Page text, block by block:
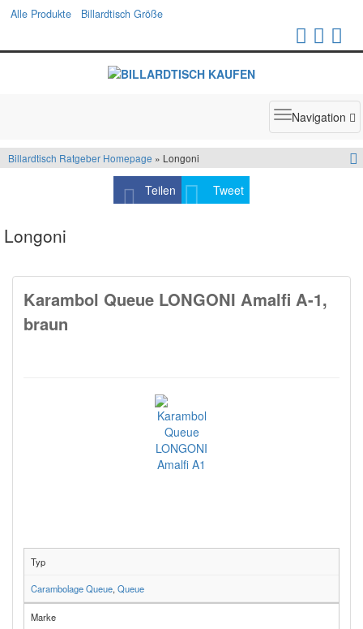
Alle Produkte Billardtisch Größe
Toggle
Navigation
Billardtisch Ratgeber Homepage » Longoni
Teilen Tweet
Longoni
Karambol Queue LONGONI Amalfi A-1,
braun
Typ
Carambolage Queue,Queue
Marke